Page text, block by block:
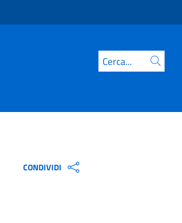
Cerca
CONDIVIDI